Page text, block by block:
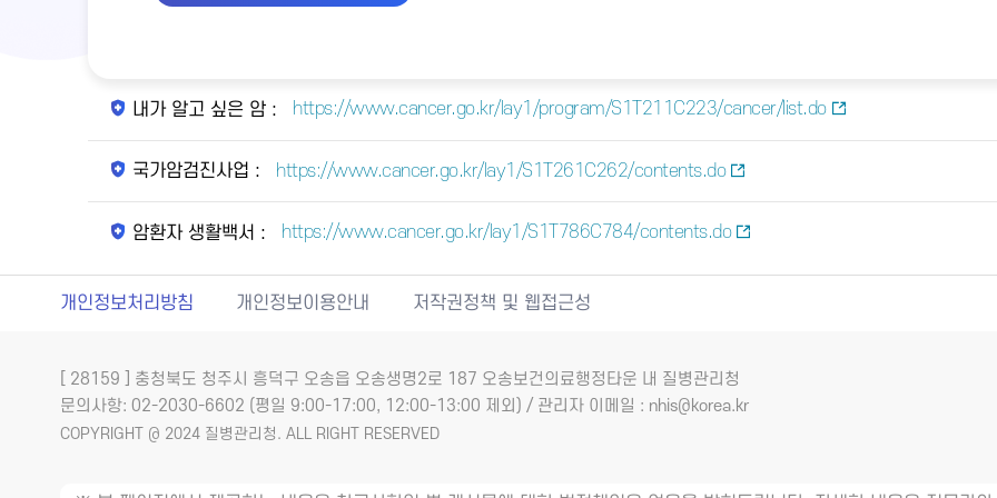
내가 알고 싶은 암 : https://www.cancer.go.kr/lay1/program/S1T211C223/cancer/list.do
국가암검진사업 : https://www.cancer.go.kr/lay1/S1T261C262/contents.do
암환자 생활백서 : https://www.cancer.go.kr/lay1/S1T786C784/contents.do
개인정보처리방침 개인정보이용안내 저작권정책 및 웹접근성
[ 28159 ] 충청북도 청주시 흥덕구 오송읍 오송생명2로 187 오송보건의료행정타운 내 질병관리청
문의사항: 02-2030-6602 (평일 9:00-17:00, 12:00-13:00 제외) / 관리자 이메일 : nhis@korea.kr
COPYRIGHT @ 2024 질병관리청. ALL RIGHT RESERVED